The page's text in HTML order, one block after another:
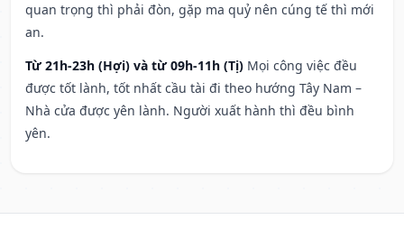
quan trọng thì phải đòn, gặp ma quỷ nên cúng tế thì mới
an.
Từ 21h-23h (Hợi) và từ 09h-11h (Tị) Mọi công việc đều
được tốt lành, tốt nhất cầu tài đi theo hướng Tây Nam –
Nhà cửa được yên lành. Người xuất hành thì đều bình
yên.